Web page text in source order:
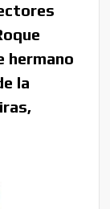
hermano
la